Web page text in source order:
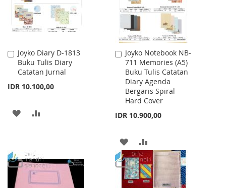
Joyko Diary D-1813
Buku Tulis Diary
Catatan Jurnal
IDR 10.100,00
Add
to
Cart
ADD
LIST
Joyko Notebook NB-
711 Memories (A5)
Buku Tulis Catatan
Diary Agenda
Bergaris Spiral
Hard Cover
IDR 10.900,00
Add
to
Cart
ADD
TO
WISH
TO
COMPARE